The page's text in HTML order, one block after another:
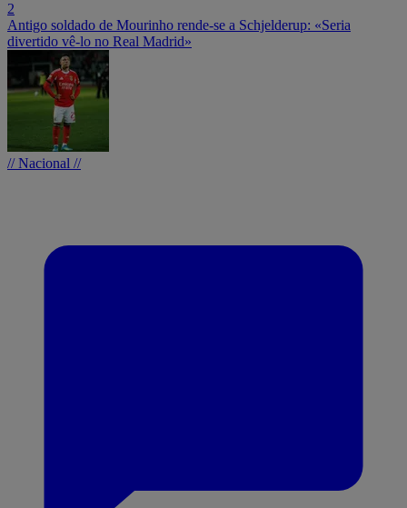
2
Antigo soldado de Mourinho rende-se a Schjelderup: «Seria
divertido vê-lo no Real Madrid»
// Nacional //